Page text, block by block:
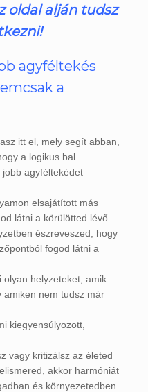
oldal alján tudsz
agyféltekés
a
itt el, mely segít abban,
a logikus bal
agyféltekédet
elsajátított más
látni a körülötted lévő
észreveszed, hogy
fogod látni a
olyan helyzeteket, amik
amiken nem tudsz már
kiegyensúlyozott,
vagy kritizálsz az életed
akkor harmóniát
és környezetedben.